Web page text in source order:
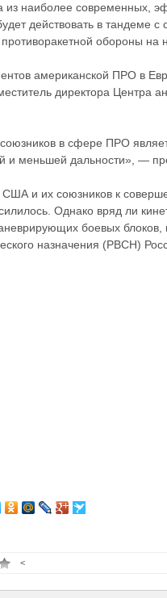
из наиболее современных,
действовать в тандеме
обороны на
американской ПРО в
директора Центра
в сфере ПРО
и меньшей дальности», —
США и их союзников к
Однако вряд ли
боевых блоков,
назначения (РВСН)
<